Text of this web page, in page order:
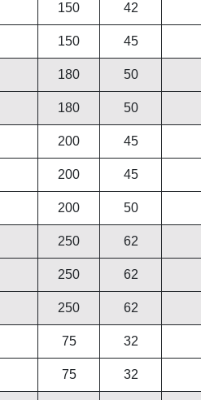
150 42
150 45
180 50
180 50
200 45
200 45
200 50
250 62
250 62
250 62
75 32
75 32